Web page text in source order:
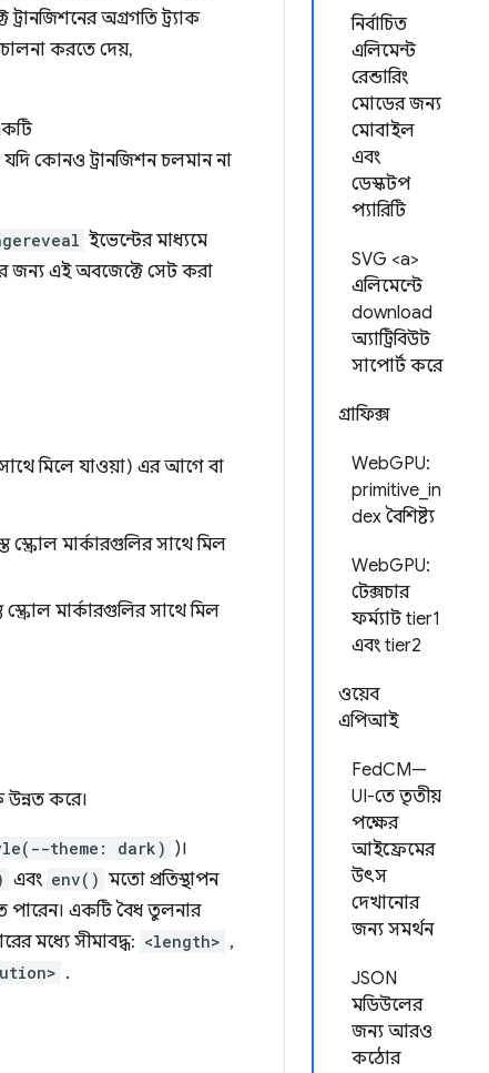
নির্বাচিত
এলিমেন্ট
রেন্ডারিং
মোডের জন্য
মোবাইল
এবং
ডেস্কটপ
প্যারিটি
SVG <a>
এলিমেন্টে
download
অ্যাট্রিবিউট
সাপোর্ট করে
গ্রাফিক্স
WebGPU:
primitive_in
dex বৈশিষ্ট্য
WebGPU:
টেক্সচার
ফর্ম্যাট tier1
এবং tier2
ওয়েব
এপিআই
FedCM—
UI-তে তৃতীয়
পক্ষের
আইফ্রেমের
উৎস
দেখানোর
জন্য সমর্থন
JSON
মডিউলের
জন্য আরও
কঠোর
অগ্রগতি ট্র্যাক
করতে দেয়,
যদি কোনও ট্রানজিশন চলমান না
ইভেন্টের মাধ্যমে
জন্য এই অবজেক্টে সেট করা
মিলে যাওয়া) এর আগে বা
স্ক্রোল মার্কারগুলির সাথে মিল
স্ক্রোল মার্কারগুলির সাথে মিল
করে।
theme: dark) )।
এবং env() মতো প্রতিস্থাপন
পারেন। একটি বৈধ তুলনার
মধ্যে সীমাবদ্ধ: <length> ,
.